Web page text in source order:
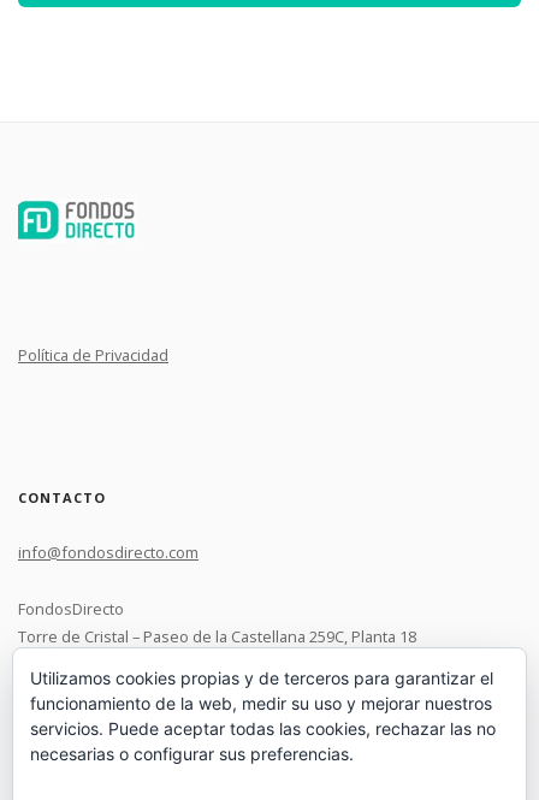
Política de Privacidad
CONTACTO
info@fondosdirecto.com
FondosDirecto
Torre de Cristal – Paseo de la Castellana 259C, Planta 18
+34 91 119 0537
Utilizamos cookies propias y de terceros para garantizar el
funcionamiento de la web, medir su uso y mejorar nuestros
servicios. Puede aceptar todas las cookies, rechazar las no
necesarias o configurar sus preferencias.